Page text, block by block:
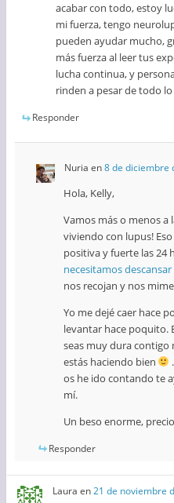
acabar con todo, estoy
mi fuerza, tengo
pueden ayudar mucho,
más fuerza al leer tus
lucha continua, y
rinden a pesar de todo
Responder
Nuria en8 de diciembre
Hola, Kelly,
Vamos más o menos a
viviendo con lupus!
positiva y fuerte las 24
necesitamos
nos recojan y nos
Yo me dejé caer hace
levantar hace poquito.
seas muy dura
estás haciendo bien
os he ido contando te
mí.
Un beso enorme,
Responder
Laura en21 de noviembre